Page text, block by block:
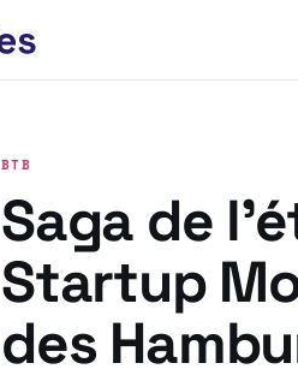
BTB
Saga de
Startup
des